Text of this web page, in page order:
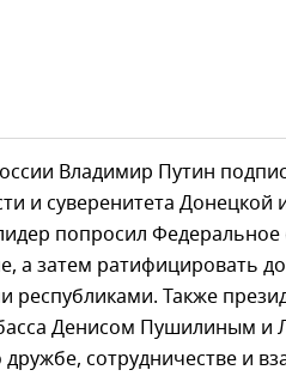
Владимир Путин
и суверенитета Донецкой
попросил
а затем ратифицировать
Также
Денисом Пушилиным и
сотрудничестве и